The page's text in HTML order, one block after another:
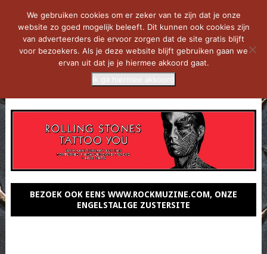
BEZOEK OOK EENS WWW.ROCKMUZINE.COM, ONZE
ENGELSTALIGE ZUSTERSITE
We gebruiken cookies om er zeker van te zijn dat je onze
website zo goed mogelijk beleeft. Dit kunnen ook cookies zijn
van adverteerders die ervoor zorgen dat de site gratis blijft
voor bezoekers. Als je deze website blijft gebruiken gaan we
ervan uit dat je je hiermee akkoord gaat.
Ik ga hiermee akkoord